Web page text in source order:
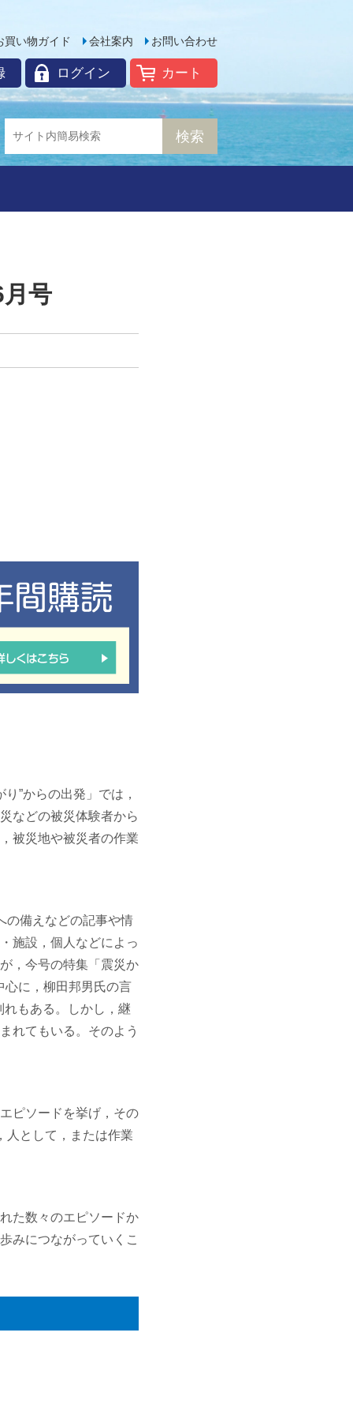
お問い合わせ
会社案内
買い物ガイド
カート
ログイン
号
”からの出発」では，
などの被災体験者から
被災地や被災者の作業
の備えなどの記事や情
施設，個人などによっ
，今号の特集「震災か
心に，柳田邦男氏の言
もある。しかし，継
れてもいる。そのよう
ピソードを挙げ，その
として，または作業
た数々のエピソードか
みにつながっていくこ